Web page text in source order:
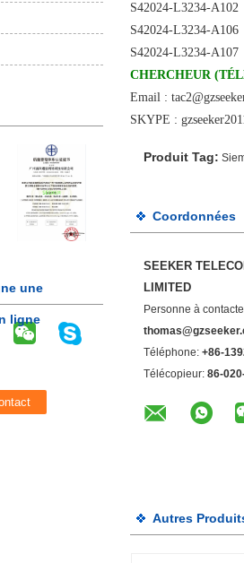
une
ligne
S42024-L3234-A102
S42024-L3234-A106
S42024-L3234-A107
CHERCHEUR
Email :
SKYPE :
Produit Tag:
Coordonnées
SEEKER
LIMITED
Personne à
Téléphone: +86-
Télécopieur: 86-
Autres